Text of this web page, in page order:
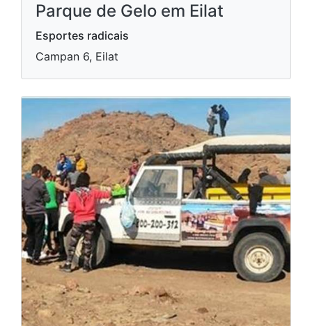
Parque de Gelo em Eilat
Esportes radicais
Campan 6, Eilat